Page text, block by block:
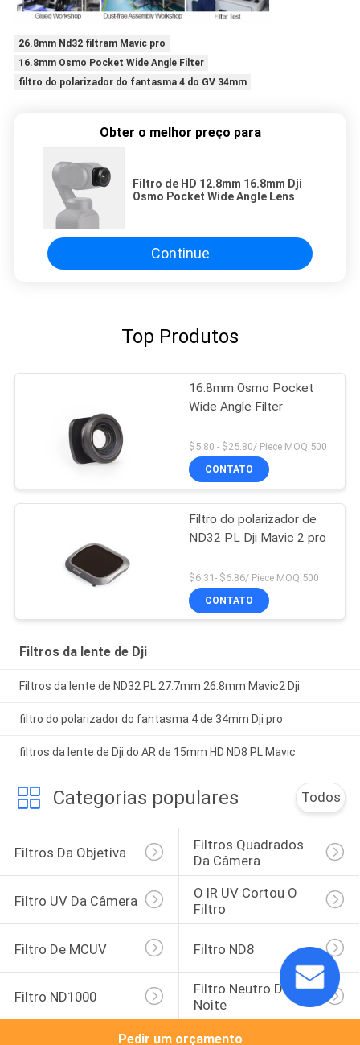
26.8mm Nd32 filtram Mavic pro
16.8mm Osmo Pocket Wide Angle Filter
filtro do polarizador do fantasma 4 do GV 34mm
Obter o melhor preço para
Filtro de HD 12.8mm 16.8mm Dji
Osmo Pocket Wide Angle Lens
Continue
Top Produtos
16.8mm Osmo Pocket
Wide Angle Filter
$5.80 - $25.80/ Piece MOQ:500
CONTATO
Filtro do polarizador de
ND32 PL Dji Mavic 2 pro
$6.31- $6.86/ Piece MOQ:500
CONTATO
Filtros da lente de Dji
Filtros da lente de ND32 PL 27.7mm 26.8mm Mavic2 Dji
filtro do polarizador do fantasma 4 de 34mm Dji pro
filtros da lente de Dji do AR de 15mm HD ND8 PL Mavic
Categorias populares Todos
Filtros Da Objetiva
Filtros Quadrados
Da Câmera
Filtro UV Da Câmera
O IR UV Cortou O
Filtro
Filtro De MCUV Filtro ND8
Filtro ND1000
Filtro Neutro Da
Noite
Pedir um orçamento